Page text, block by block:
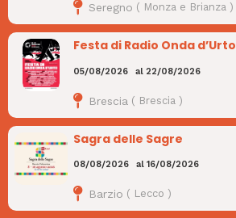
Seregno ( Monza e Brianza)
Festa di Radio Onda d’Urto
05/08/2026 al 22/08/2026
Brescia ( Brescia )
Sagra delle Sagre
08/08/2026 al 16/08/2026
Barzio ( Lecco )